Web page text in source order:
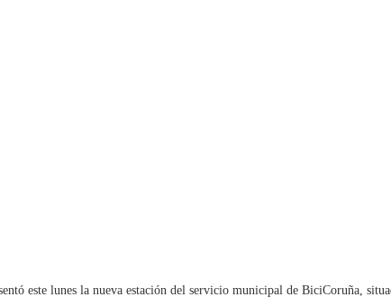
este lunes la nueva estación del servicio municipal de BiciCoruña,